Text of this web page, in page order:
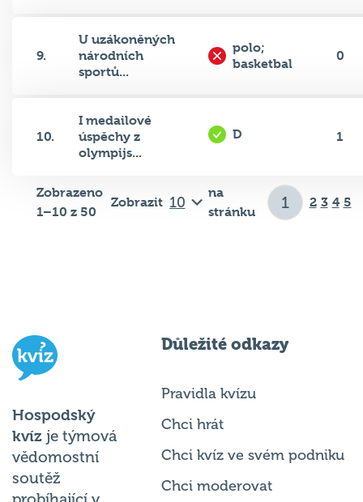
9.
U uzákoněných
národních
sportů...
polo;
basketbal
0
10.
I medailové
úspěchy z
olympijs...
D 1
Zobrazeno
1–10 z 50
Zobrazit
na
stránku
2 3 4 5
Hospodský
kvíz je týmová
vědomostní
soutěž
Důležité odkazy
Pravidla kvízu
Chci hrát
Chci kvíz ve svém podniku
Chci moderovat